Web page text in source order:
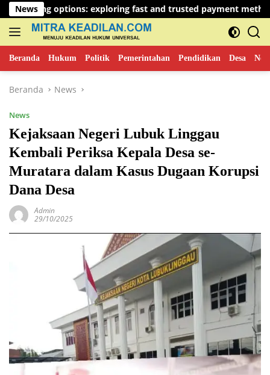
Langsung
ke
konten
Newsexploring fast and trusted payment methods
Beranda Hukum Politik Pemerintahan Pendidikan Desa
Beranda News
News
Kejaksaan Negeri Lubuk Linggau
Kembali Periksa Kepala Desa se-
Muratara dalam Kasus Dugaan Korupsi
Dana Desa
Admin
29/10/2025